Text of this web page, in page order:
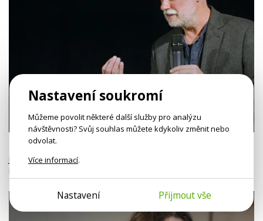
Zbyněk Vybíral: Kdy jsem v pořádku?
Jak nás má změnit psychoterapie? Co je to ta zahojená duše?
Přednáška prof. Zbyňka Vybírala.
Nastavení soukromí
Můžeme povolit některé další služby pro analýzu
návštěvnosti? Svůj souhlas můžete kdykoliv změnit nebo
odvolat.
Více informací.
Nastavení Přijmout vše